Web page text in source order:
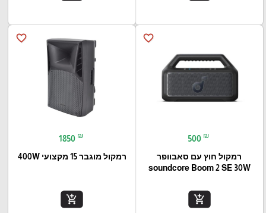
favorite_border
500 ₪
רמקול חוץ עם סאבוופר
soundcore Boom 2 SE 30W
add_shopping_cart
favorite_border
1850 ₪
רמקול מוגבר 15 מקצועי 400W
add_shopping_cart